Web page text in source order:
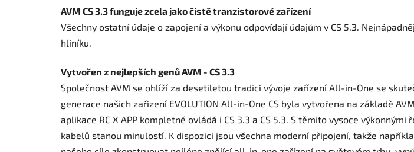
AVM CS 3.3 funguje zcela jako čistě tranzistorové zařízení
Všechny ostatní údaje o zapojení a výkonu odpovídají údajům v CS 5.3.
hliníku.
Vytvořen z nejlepších genů AVM - CS 3.3
Společnost AVM se ohlíží za desetiletou tradicí vývoje zařízení All-in-One se
generace našich zařízení EVOLUTION All-in-One CS byla vytvořena na základě
aplikace RC X APP kompletně ovládá i CS 3.3 a CS 5.3. S těmito vysoce
kabelů stanou minulostí. K dispozici jsou všechna moderní připojení, takže